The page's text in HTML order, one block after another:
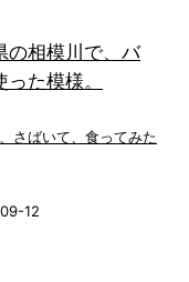
の相模川で、バ
た模様。
さばいて、食ってみた
12